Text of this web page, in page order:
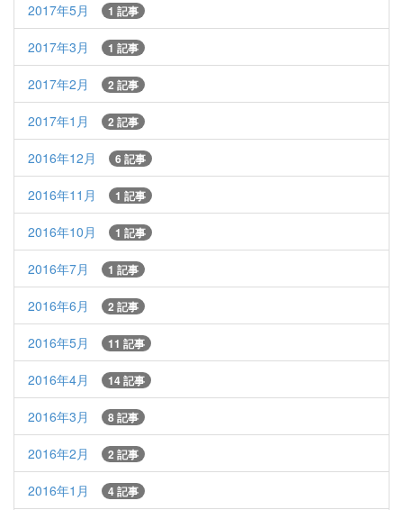
2017年5月 1 記事
2017年3月 1 記事
2017年2月 2 記事
2017年1月 2 記事
2016年12月 6 記事
2016年11月 1 記事
2016年10月 1 記事
2016年7月 1 記事
2016年6月 2 記事
2016年5月 11 記事
2016年4月 14 記事
2016年3月 8 記事
2016年2月 2 記事
2016年1月 4 記事